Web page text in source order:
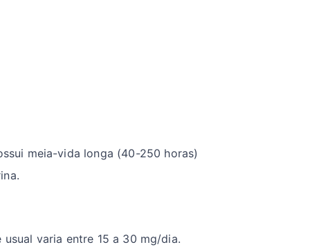
meia-vida longa (40-250 horas)
varia entre 15 a 30 mg/dia.